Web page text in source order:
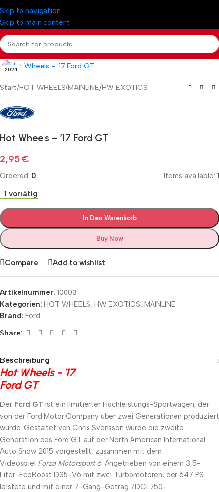
Skip to navigation
Skip to main content
2024
Start/HOT WHEELS/MAINLINE/HW EXOTICS
Hot Wheels – ’17 Ford GT
2,95 €
Ordered: 0 Items available: 1
1 vorrätig
In Den Warenkorb
Buy Now
Compare Add to wishlist
Artikelnummer: 10003
Kategorien: HOT WHEELS, HW EXOTICS, MAINLINE
Brand: Ford
Share:
Beschreibung
Hot Wheels - '17
Ford GT
Der Ford GT ist ein limitierter Hochleistungs-Sportwagen, der
von der Ford Motor Company über zwei Generationen produziert
wurde. Gestaltet von Chris Svensson wurde die zweite
Generation des Ford GT auf der North American International
Auto Show 2015 vorgestellt, zusammen mit dem
Videospiel Forza Motorsport 6. Angetrieben von einem 3,5-
Liter-EcoBoost D35-V6 mit zwei Turbomotoren, der 647 PS
leistete und mit einer 7-Gang-Getrag 7DCL750-